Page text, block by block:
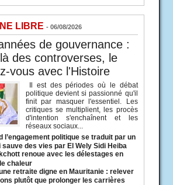
LIBRE - 06/08/2026
de gouvernance :
des controverses, le
vous avec l'Histoire
Il est des périodes où le débat
politique devient si passionné qu'il
finit par masquer l'essentiel. Les
critiques se multiplient, les procès
d'intention s'enchaînent et les
réseaux sociaux...
l’engagement politique se traduit par un
sauve des vies par El Wely Sidi Heiba
renoue avec les délestages en
chaleur
retraite digne en Mauritanie : relever
plutôt que prolonger les carrières